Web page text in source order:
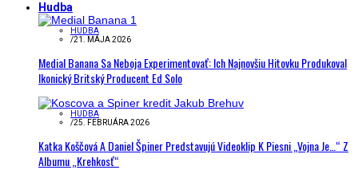
Hudba
HUDBA
/21. MÁJA 2026
Medial Banana Sa Neboja Experimentovať: Ich Najnovšiu Hitovku Produkoval
Ikonický Britský Producent Ed Solo
HUDBA
/25. FEBRUÁRA 2026
Katka Koščová A Daniel Špiner Predstavujú Videoklip K Piesni „Vojna Je…“ Z
Albumu „Krehkosť“